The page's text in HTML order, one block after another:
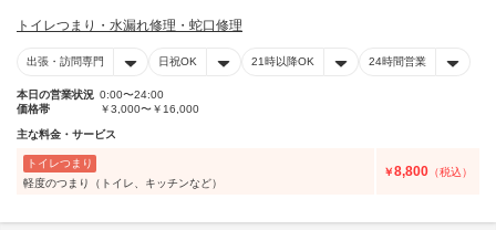
トイレつまり・水漏れ修理・蛇口修理
出張・訪問専門 日祝OK 21時以降OK 24時間営業
本日の営業状況 0:00〜24:00
価格帯
￥3,000〜￥16,000
主な料金・サービス
トイレつまり
軽度のつまり（トイレ、キッチンなど）
￥8,800 （税込）